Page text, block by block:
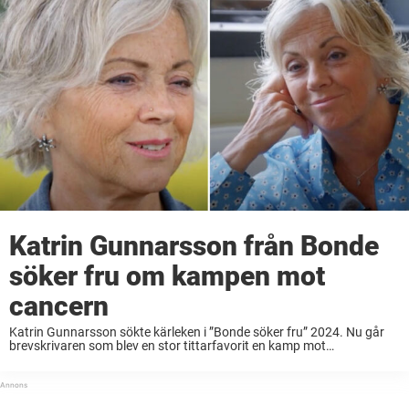
Katrin Gunnarsson från Bonde
söker fru om kampen mot
cancern
Katrin Gunnarsson sökte kärleken i ”Bonde söker fru” 2024. Nu går
brevskrivaren som blev en stor tittarfavorit en kamp mot